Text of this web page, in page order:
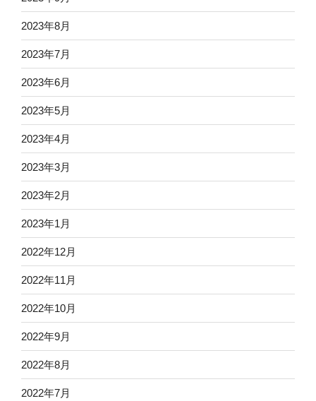
2023年8月
2023年7月
2023年6月
2023年5月
2023年4月
2023年3月
2023年2月
2023年1月
2022年12月
2022年11月
2022年10月
2022年9月
2022年8月
2022年7月